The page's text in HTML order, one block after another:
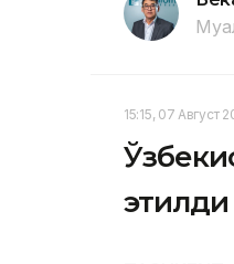
15:15, 07 Август
этилди